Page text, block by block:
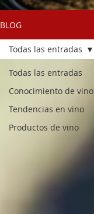
BLOG
Todas las entradas
Conocimiento de vino
Tendencias en vino
Productos de vino
Todas las entradas